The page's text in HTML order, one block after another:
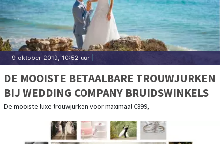
9 oktober 2019, 10:52 uur
DE MOOISTE BETAALBARE TROUWJURKEN
BIJ WEDDING COMPANY BRUIDSWINKELS
De mooiste luxe trouwjurken voor maximaal €899,-